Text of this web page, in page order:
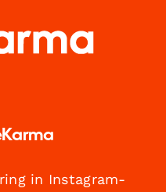
in Instagram-